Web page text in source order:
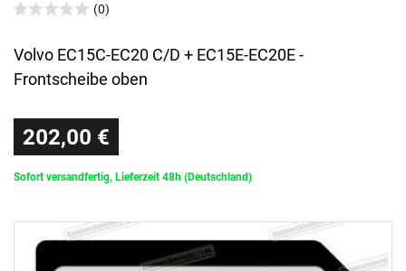
(0)
Volvo EC15C-EC20 C/D + EC15E-EC20E -
Frontscheibe oben
202,00 €
Sofort versandfertig, Lieferzeit 48h (Deutschland)